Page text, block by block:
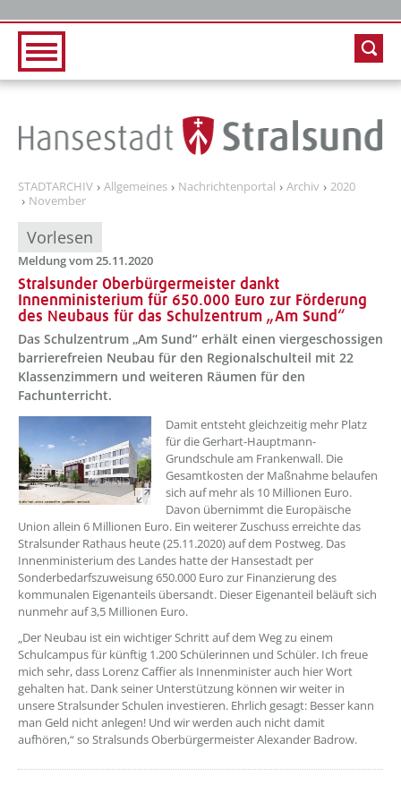
STADTARCHIV Allgemeines Nachrichtenportal Archiv
2020
November
Vorlesen
Meldung vom 25.11.2020
Stralsunder Oberbürgermeister dankt
Innenministerium für 650.000 Euro zur Förderung
des Neubaus für das Schulzentrum „Am Sund“
Das Schulzentrum „Am Sund“ erhält einen viergeschossigen
barrierefreien Neubau für den Regionalschulteil mit 22
Klassenzimmern und weiteren Räumen für den
Fachunterricht.
Damit entsteht gleichzeitig mehr Platz
für die Gerhart-Hauptmann-
Grundschule am Frankenwall. Die
Gesamtkosten der Maßnahme belaufen
sich auf mehr als 10 Millionen Euro.
Davon übernimmt die Europäische
Union allein 6 Millionen Euro. Ein weiterer Zuschuss erreichte das
Stralsunder Rathaus heute (25.11.2020) auf dem Postweg. Das
Innenministerium des Landes hatte der Hansestadt per
Sonderbedarfszuweisung 650.000 Euro zur Finanzierung des
kommunalen Eigenanteils übersandt. Dieser Eigenanteil beläuft sich
nunmehr auf 3,5 Millionen Euro.
„Der Neubau ist ein wichtiger Schritt auf dem Weg zu einem
Schulcampus für künftig 1.200 Schülerinnen und Schüler. Ich freue
mich sehr, dass Lorenz Caffier als Innenminister auch hier Wort
gehalten hat. Dank seiner Unterstützung können wir weiter in
unsere Stralsunder Schulen investieren. Ehrlich gesagt: Besser kann
man Geld nicht anlegen! Und wir werden auch nicht damit
aufhören,“ so Stralsunds Oberbürgermeister Alexander Badrow.